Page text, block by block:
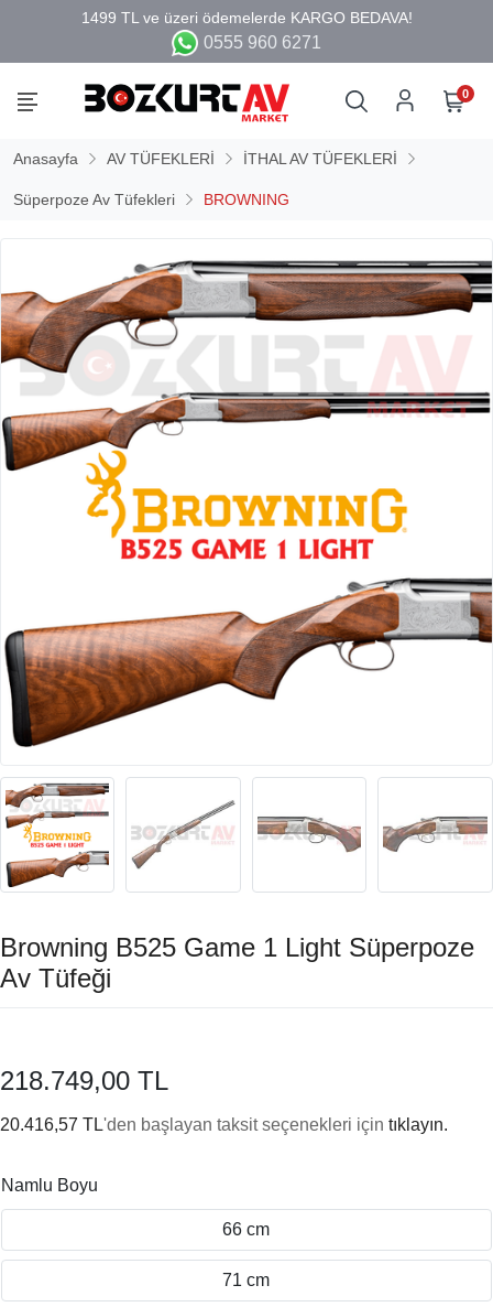
0555 960 6271
0
Anasayfa AV TÜFEKLERİ İTHAL AV TÜFEKLERİ
Süperpoze Av Tüfekleri BROWNING
Browning B525 Game 1 Light Süperpoze
Av Tüfeği
218.749,00 TL
20.416,57 TL'den başlayan taksit seçenekleri için tıklayın.
Namlu Boyu
66 cm
71 cm